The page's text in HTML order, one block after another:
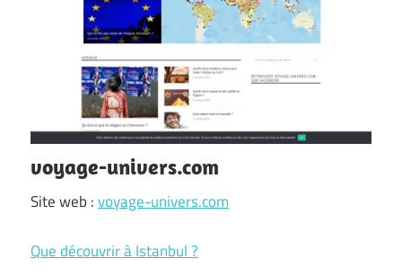
voyage-univers.com
Site web :voyage-univers.com
Que découvrir à Istanbul ?